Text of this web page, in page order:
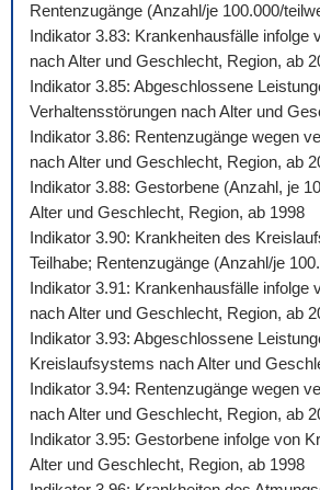
Rentenzugänge (Anzahl/je 100.000/
Indikator 3.83: Krankenhausfälle
nach Alter und Geschlecht, Region, ab
Indikator 3.85: Abgeschlossene
Verhaltensstörungen nach Alter und
Indikator 3.86: Rentenzugänge wegen
nach Alter und Geschlecht, Region, ab
Indikator 3.88: Gestorbene (Anzahl, je
Alter und Geschlecht, Region, ab 1998
Indikator 3.90: Krankheiten des
Teilhabe; Rentenzugänge (Anzahl/je
Indikator 3.91: Krankenhausfälle
nach Alter und Geschlecht, Region, ab
Indikator 3.93: Abgeschlossene
Kreislaufsystems nach Alter und
Indikator 3.94: Rentenzugänge wegen
nach Alter und Geschlecht, Region, ab
Indikator 3.95: Gestorbene infolge von
Alter und Geschlecht, Region, ab 1998